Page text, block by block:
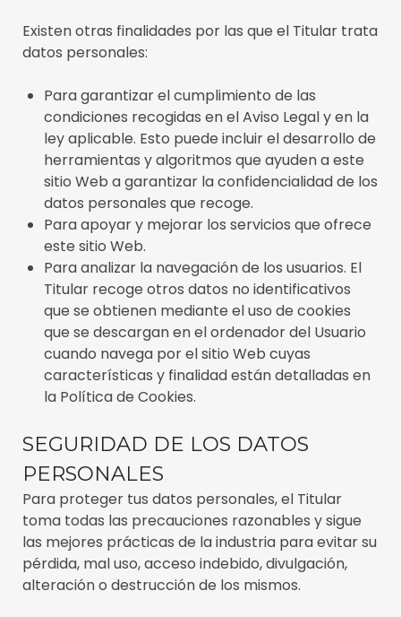
Existen otras finalidades por las que el Titular trata
datos personales:
Para garantizar el cumplimiento de las
condiciones recogidas en el Aviso Legal y en la
ley aplicable. Esto puede incluir el desarrollo de
herramientas y algoritmos que ayuden a este
sitio Web a garantizar la confidencialidad de los
datos personales que recoge.
Para apoyar y mejorar los servicios que ofrece
este sitio Web.
Para analizar la navegación de los usuarios. El
Titular recoge otros datos no identificativos
que se obtienen mediante el uso de cookies
que se descargan en el ordenador del Usuario
cuando navega por el sitio Web cuyas
características y finalidad están detalladas en
la Política de Cookies.
SEGURIDAD DE LOS DATOS
PERSONALES
Para proteger tus datos personales, el Titular
toma todas las precauciones razonables y sigue
las mejores prácticas de la industria para evitar su
pérdida, mal uso, acceso indebido, divulgación,
alteración o destrucción de los mismos.